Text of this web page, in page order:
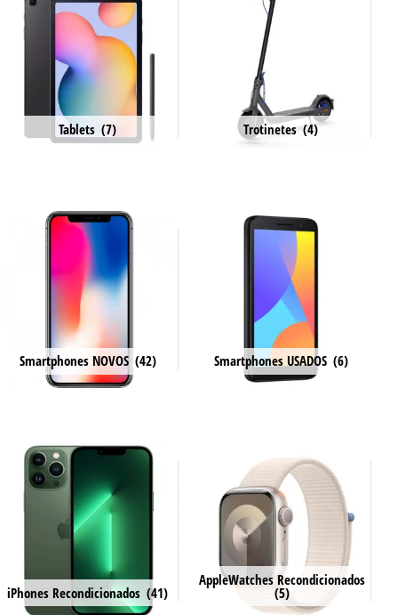
Tablets (7) Trotinetes (4)
Smartphones NOVOS (42) Smartphones USADOS (6)
iPhones Recondicionados (41)
AppleWatches Recondicionados
(5)